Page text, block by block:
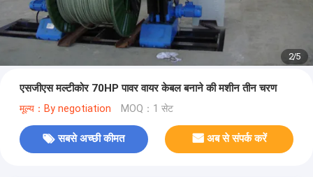
2/5
एसजीएस मल्टीकोर 70HP पावर वायर केबल बनाने की मशीन तीन चरण
मूल्य：By negotiation MOQ：1 सेट
सबसे अच्छी कीमत अब से संपर्क करें